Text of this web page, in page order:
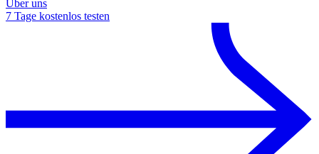
Über uns
7 Tage kostenlos testen